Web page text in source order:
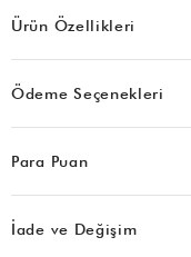
Ürün Özellikleri
Ödeme Seçenekleri
Para Puan
İade ve Değişim